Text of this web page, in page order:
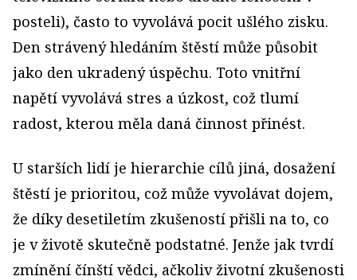
posteli), často to vyvolává pocit ušlého zisku.
Den strávený hledáním štěstí může působit
jako den ukradený úspěchu. Toto vnitřní
napětí vyvolává stres a úzkost, což tlumí
radost, kterou měla daná činnost přinést.
U starších lidí je hierarchie cílů jiná, dosažení
štěstí je prioritou, což může vyvolávat dojem,
že díky desetiletím zkušeností přišli na to, co
je v životě skutečně podstatné. Jenže jak tvrdí
zmínění čínští vědci, ačkoliv životní zkušenosti